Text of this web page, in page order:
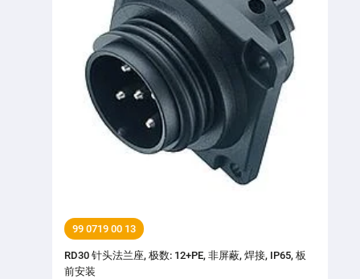
99 0719 00 13
RD30 针头法兰座, 极数: 12+PE, 非屏蔽, 焊接, IP65, 板
前安装